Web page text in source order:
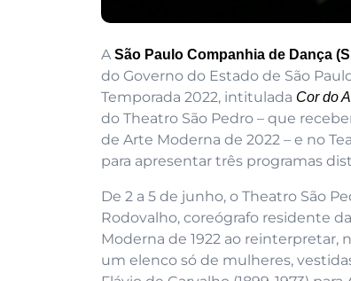
ASão Paulo Companhia de Dança
do Governo do Estado de São
Temporada 2022, intitulada Cor do
do Theatro São Pedro – que
de Arte Moderna de 2022 – e no
para apresentar três programas
De 2 a 5 de junho, o Theatro São
Rodovalho, coreógrafo residente
Moderna de 1922 ao reinterpretar,
um elenco só de mulheres,